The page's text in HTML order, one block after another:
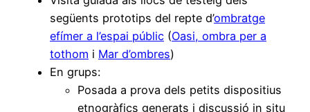
següents prototips del repte d’ombratge
efímer a l’espai públic (Oasi, ombra per a
tothom i Mar d’ombres)
En grups:
Posada a prova dels petits dispositius
etnogràfics generats i discussió in situ